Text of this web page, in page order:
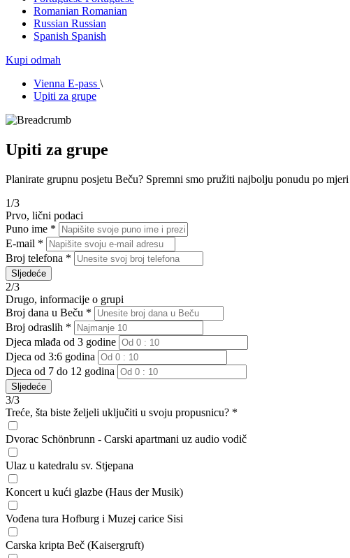
Romanian Romanian
Russian Russian
Spanish Spanish
Kupi odmah
Vienna E-pass \
Upiti za grupe
Upiti za grupe
Planirate grupnu posjetu Beču? Spremni smo pružiti najbolju ponudu po
1/3
Prvo, lični podaci
Puno ime *
E-mail *
Broj telefona *
Sljedeće
2/3
Drugo, informacije o grupi
Broj dana u Beču *
Broj odraslih *
Djeca mlađa od 3 godine
Djeca od 3:6 godina
Djeca od 7 do 12 godina
Sljedeće
3/3
Treće, šta biste željeli uključiti u svoju propusnicu? *
Dvorac Schönbrunn - Carski apartmani uz audio vodič
Ulaz u katedralu sv. Stjepana
Koncert u kući glazbe (Haus der Musik)
Vođena tura Hofburg i Muzej carice Sisi
Carska kripta Beč (Kaisergruft)